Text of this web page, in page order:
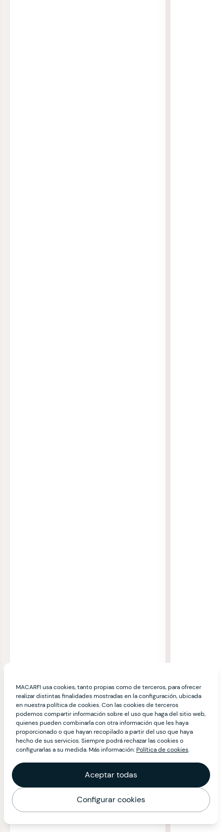
MACARFI usa cookies, tanto propias como de terceros, para ofrecer
realizar distintas finalidades mostradas en la configuración, ubicada
en nuestra política de cookies. Con las cookies de terceros
podemos compartir información sobre el uso que haga del sitio web,
quienes pueden combinarla con otra información que les haya
proporcionado o que hayan recopilado a partir del uso que haya
hecho de sus servicios. Siempre podrá rechazar las cookies o
configurarlas a su medida. Más información:Política de cookies.
Aceptar todas
Configurar cookies